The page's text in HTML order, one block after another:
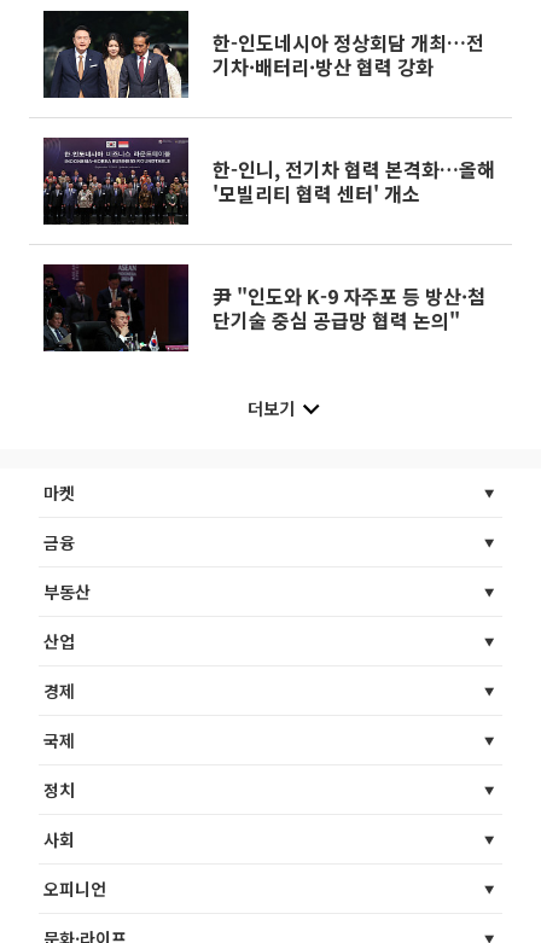
한-인도네시아 정상회담 개최…전
기차·배터리·방산 협력 강화
한-인니, 전기차 협력 본격화…올해
'모빌리티 협력 센터' 개소
尹 "인도와 K-9 자주포 등 방산·첨
단기술 중심 공급망 협력 논의"
더보기
마켓
금융
부동산
산업
경제
국제
정치
사회
오피니언
문화·라이프